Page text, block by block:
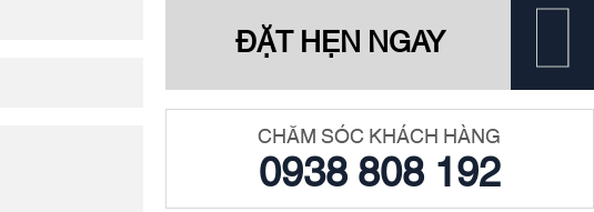
ĐẶT HẸN NGAY
CHĂM SÓC KHÁCH HÀNG
0938 808 192